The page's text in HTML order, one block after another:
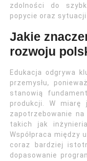
zdolności do
popycie oraz sytuacji
Jakie
rozwoju
Edukacja odgrywa
przemysłu,
stanowią
produkcji. W miarę
zapotrzebowanie
takich jak
Współpraca między
coraz bardziej
dopasowanie